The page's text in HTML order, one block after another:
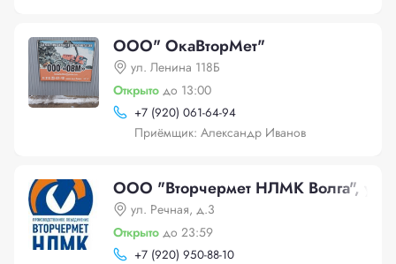
ООО" ОкаВторМет"
ул. Ленина 118Б
Открыто до 13:00
+7 (920) 061-64-94
Приёмщик: Александр Иванов
ООО "Вторчермет НЛМК Волга", ул.
ул. Речная, д.3
Открыто до 23:59
+7 (920) 950-88-10